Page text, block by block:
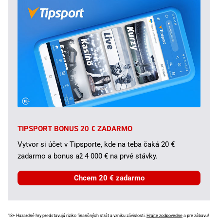
TIPSPORT BONUS 20 € ZADARMO
Vytvor si účet v Tipsporte, kde na teba čaká 20 €
zadarmo a bonus až 4 000 € na prvé stávky.
Chcem 20 € zadarmo
18+ Hazardné hry predstavujú riziko finančných strát a vzniku závislosti. Hrajte zodpovedne a pre zábavu!